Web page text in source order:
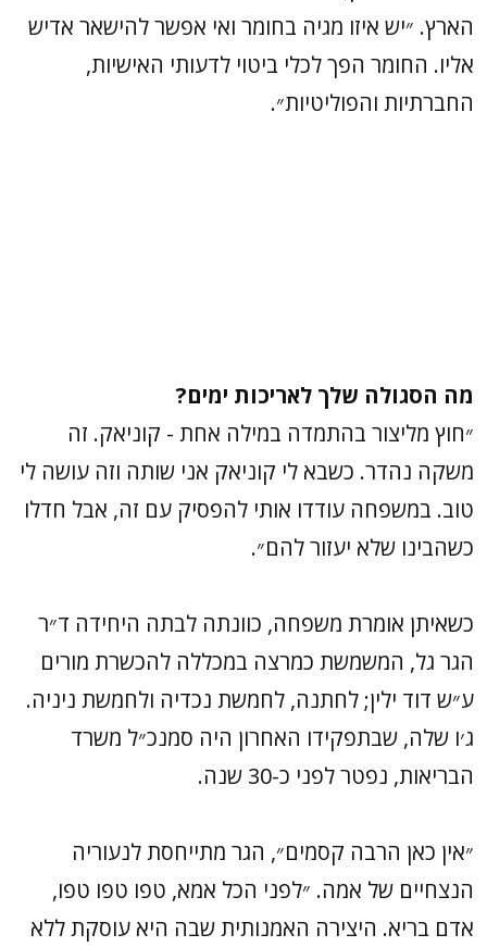
הארץ. ״יש איזו מגיה בחומר ואי אפשר להישאר אדיש
אליו. החומר הפך לכלי ביטוי לדעותי האישיות,
החברתיות והפוליטיות״.
מה הסגולה שלך לאריכות ימים?
״חוץ מליצור בהתמדה במילה אחת - קוניאק. זה
משקה נהדר. כשבא לי קוניאק אני שותה וזה עושה לי
טוב. במשפחה עודדו אותי להפסיק עם זה, אבל חדלו
כשהבינו שלא יעזור להם״.
כשאיתן אומרת משפחה, כוונתה לבתה היחידה ד״ר
הגר גל, המשמשת כמרצה במכללה להכשרת מורים
ע״ש דוד ילין; לחתנה, לחמשת נכדיה ולחמשת ניניה.
ג׳ו שלה, שבתפקידו האחרון היה סמנכ״ל משרד
הבריאות, נפטר לפני כ-30 שנה.
״אין כאן הרבה קסמים״, הגר מתייחסת לנעוריה
הנצחיים של אמה. ״לפני הכל אמא, טפו טפו טפו,
אדם בריא. היצירה האמנותית שבה היא עוסקת ללא